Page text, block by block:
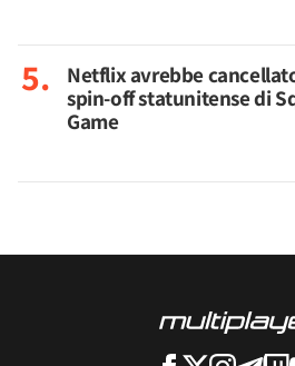
Netflix avrebbe
spin-off statunitense di
Game